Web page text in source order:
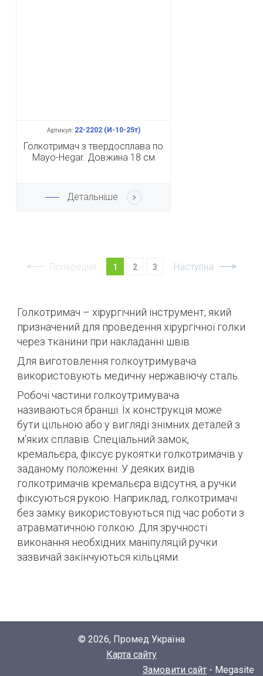
Артикул:22-2202 (И-10-25т)
Голкотримач з твердосплава по
Mayo-Hegar. Довжина 18 см
Детальніше
Попередня 1 2 3 Наступна
Голкотримач – хірургічний інструмент, який
призначений для проведення хірургічної голки
через тканини при накладанні швів.
Для виготовлення голкоутримувача
використовують медичну нержавіючу сталь.
Робочі частини голкоутримувача
називаються бранші. Їх конструкція може
бути цільною або у вигляді знімних деталей з
м'яких сплавів. Спеціальний замок,
кремальєра, фіксує рукоятки голкотримачів у
заданому положенні. У деяких видів
голкотримачів кремальєра відсутня, а ручки
фіксуються рукою. Наприклад, голкотримачі
без замку використовуються під час роботи з
атравматичною голкою. Для зручності
виконання необхідних маніпуляцій ручки
зазвичай закінчуються кільцями.
© 2026, Промед Україна
Карта сайту
Замовити сайт - Megasite